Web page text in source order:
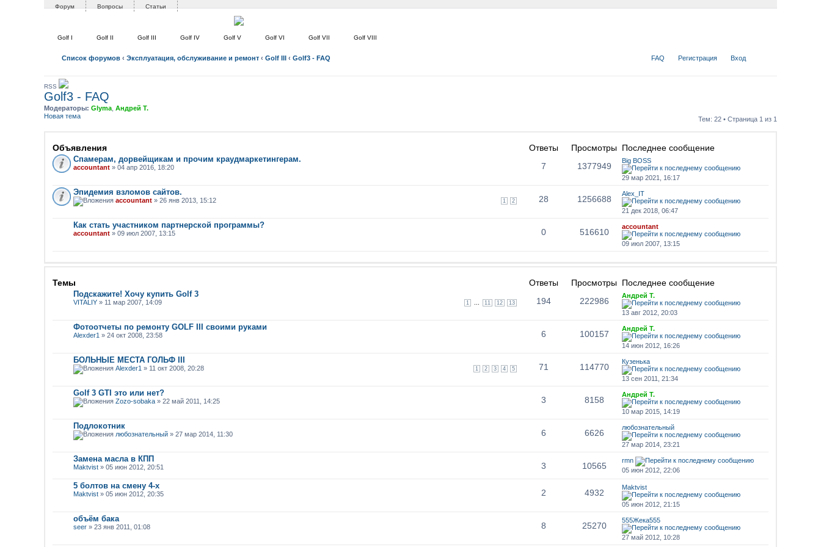
Форум Вопросы Статьи
Golf I Golf II Golf III Golf IV Golf V Golf VI Golf VII Golf VIII
Список форумов ‹ Эксплуатация, обслуживание и ремонт ‹ Golf III ‹ Golf3 - FAQ FAQ Регистрация Вход
RSS
Golf3 - FAQ
Модераторы: Glyma Андрей Т.
Новая тема
Тем: 22 • Страница 1 из 1
Объявления Ответы Просмотры Последнее сообщение
Спамерам, дорвейщикам и прочим краудмаркетингерам.
accountant » 04 апр 2016, 18:20 7 1377949
Big BOSS
29 мар 2021, 16:17
Эпидемия взломов сайтов.
1 2
accountant » 26 янв 2013, 15:12 28 1256688
Alex_IT
21 дек 2018, 06:47
Как стать участником партнерской программы?
accountant » 09 июл 2007, 13:15 0 516610
accountant
09 июл 2007, 13:15
Темы Ответы Просмотры Последнее сообщение
Подскажите! Хочу купить Golf 3
1 11 12 13
VITALIY » 11 мар 2007, 14:09 194 222986
Андрей Т.
13 авг 2012, 20:03
Фотоотчеты по ремонту GOLF III своими руками
Alexder1 » 24 окт 2008, 23:58 6 100157
Андрей Т.
14 июн 2012, 16:26
БОЛЬНЫЕ МЕСТА ГОЛЬФ III
1 2 3 4 5
Alexder1 » 11 окт 2008, 20:28 71 114770
Кузенька
13 сен 2011, 21:34
Golf 3 GTI это или нет?
Zozo-sobaka » 22 май 2011, 14:25 3 8158
Андрей Т.
10 мар 2015, 14:19
Подлокотник
любознательный » 27 мар 2014, 11:30 6 6626
любознательный
27 мар 2014, 23:21
Замена масла в КПП
Maktvist » 05 июн 2012, 20:51 3 10565
rmn
05 июн 2012, 22:06
5 болтов на смену 4-х
Maktvist » 05 июн 2012, 20:35 2 4932
Maktvist
05 июн 2012, 21:15
объём бака
seer » 23 янв 2011, 01:08 8 25270
555Жека555
27 май 2012, 10:28